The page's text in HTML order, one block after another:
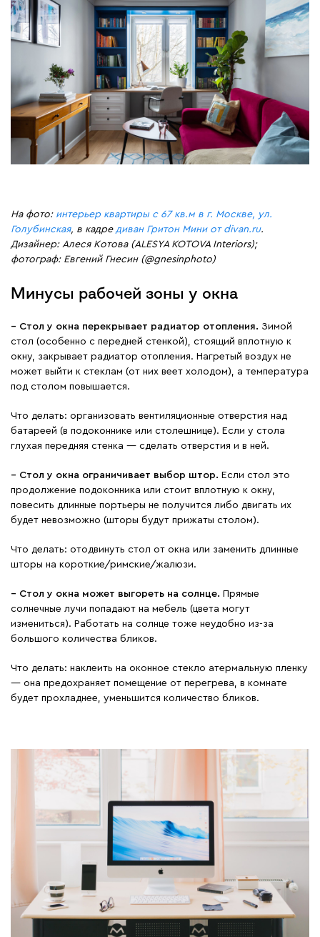
На фото: интерьер квартиры с 67 кв.м в г. Москве, ул.
Голубинская, в кадре диван Гритон Мини от divan.ru.
Дизайнер: Алеся Котова (ALESYA KOTOVA Interiors);
фотограф: Евгений Гнесин (@gnesinphoto)
Минусы рабочей зоны у окна
− Стол у окна перекрывает радиатор отопления. Зимой
стол (особенно с передней стенкой), стоящий вплотную к
окну, закрывает радиатор отопления. Нагретый воздух не
может выйти к стеклам (от них веет холодом), а температура
под столом повышается.
Что делать: организовать вентиляционные отверстия над
батареей (в подоконнике или столешнице). Если у стола
глухая передняя стенка — сделать отверстия и в ней.
− Стол у окна ограничивает выбор штор. Если стол это
продолжение подоконника или стоит вплотную к окну,
повесить длинные портьеры не получится либо двигать их
будет невозможно (шторы будут прижаты столом).
Что делать: отодвинуть стол от окна или заменить длинные
шторы на короткие/римские/жалюзи.
− Стол у окна может выгореть на солнце. Прямые
солнечные лучи попадают на мебель (цвета могут
измениться). Работать на солнце тоже неудобно из-за
большого количества бликов.
Что делать: наклеить на оконное стекло атермальную пленку
— она предохраняет помещение от перегрева, в комнате
будет прохладнее, уменьшится количество бликов.